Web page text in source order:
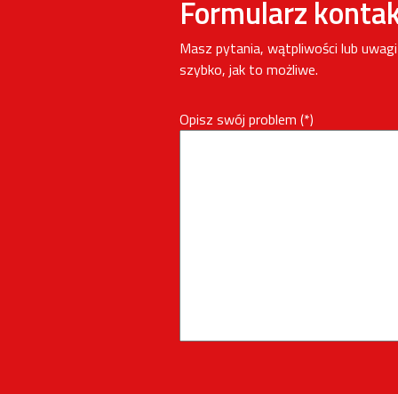
Formularz
Masz pytania, wątpliwości lub
szybko, jak to możliwe.
Opisz swój problem